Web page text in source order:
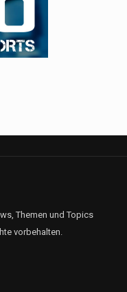
Themen und Topics
vorbehalten.